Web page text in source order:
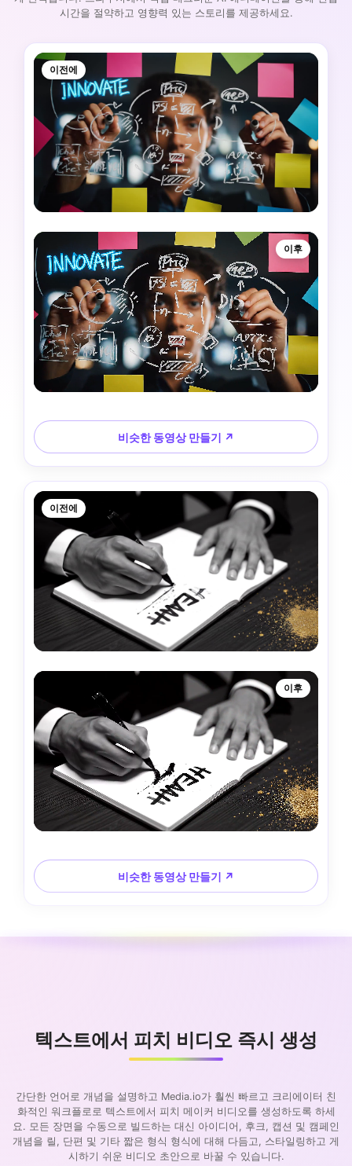
시간을 절약하고 영향력 있는 스토리를 제공하세요.
이전에
이후
비슷한 동영상 만들기 ↗
이전에
이후
비슷한 동영상 만들기 ↗
텍스트에서 피치 비디오 즉시 생성
간단한 언어로 개념을 설명하고 Media.io가 훨씬 빠르고 크리에이터 친
화적인 워크플로로 텍스트에서 피치 메이커 비디오를 생성하도록 하세
요. 모든 장면을 수동으로 빌드하는 대신 아이디어, 후크, 캡션 및 캠페인
개념을 릴, 단편 및 기타 짧은 형식 형식에 대해 다듬고, 스타일링하고 게
시하기 쉬운 비디오 초안으로 바꿀 수 있습니다.